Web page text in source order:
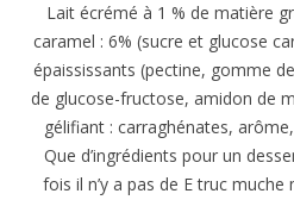
Lait écrémé à 1 % de matière
caramel : 6% (sucre et glucose
épaississants (pectine, gomme
de glucose-fructose, amidon de
gélifiant : carraghénates,
Que d’ingrédients pour un
fois il n’y a pas de E truc